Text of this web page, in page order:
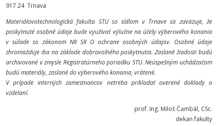
917 24 Trnava
Materiálovotechnologická fakulta STU so sídlom v Trnave sa zaväzuje, že
poskytnuté osobné údaje bude využívať výlučne na účely výberového konania
v súlade so zákonom NR SR O ochrane osobných údajov. Osobné údaje
zhromažďuje iba na základe dobrovoľného poskytnutia. Zaslané žiadosti budú
archivované v zmysle Registratúrneho poriadku STU. Neúspešným uchádzačom
budú materiály, zaslané do výberového konania, vrátené.
V prípade interných zamestnancov netreba prikladať overené doklady o
vzdelaní.
prof. Ing. Miloš Čambál, CSc.
dekan fakulty